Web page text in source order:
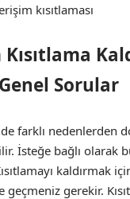
kısıtlaması
Sorular
farklı nedenlerden
İsteğe bağlı olarak
kaldırmak
gerekir.